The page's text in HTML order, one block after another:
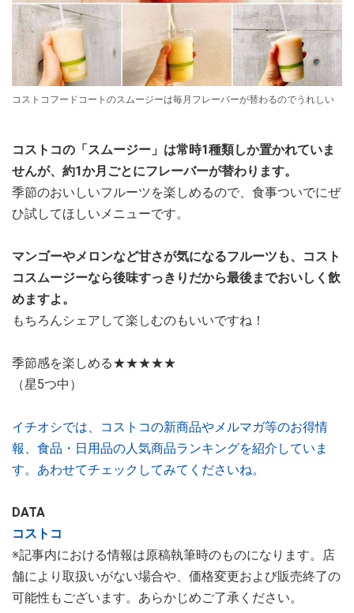
コストコフードコートのスムージーは毎月フレーバーが替わるのでうれしい
コストコの「スムージー」は常時1種類しか置かれていま
せんが、約1か月ごとにフレーバーが替わります。
季節のおいしいフルーツを楽しめるので、食事ついでにぜ
ひ試してほしいメニューです。
マンゴーやメロンなど甘さが気になるフルーツも、コスト
コスムージーなら後味すっきりだから最後までおいしく飲
めますよ。
もちろんシェアして楽しむのもいいですね！
季節感を楽しめる★★★★★
（星5つ中）
イチオシでは、コストコの新商品やメルマガ等のお得情
報、食品・日用品の人気商品ランキングを紹介していま
す。あわせてチェックしてみてくださいね。
DATA
コストコ
※記事内における情報は原稿執筆時のものになります。店
舗により取扱いがない場合や、価格変更および販売終了の
可能性もございます。あらかじめご了承ください。